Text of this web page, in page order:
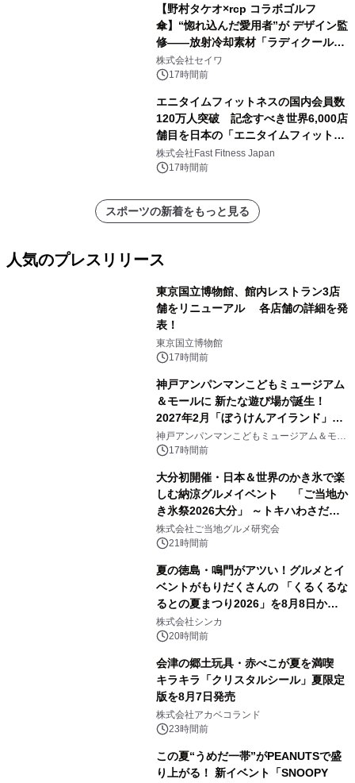
【野村タケオ×rcp コラボゴルフ
傘】“惚れ込んだ愛用者”が デザイン監
修――放射冷却素材「ラディクール」
採用の日傘 『rcp』に人気ゴルフイラ
ストレーターの限定デザイン発売中
株式会社セイワ
17時間前
エニタイムフィットネスの国内会員数
120万人突破 記念すべき世界6,000店
舗目を日本の「エニタイムフィットネ
ス西小山店」で達成
株式会社Fast Fitness Japan
17時間前
スポーツの新着をもっと見る
人気のプレスリリース
東京国立博物館、館内レストラン3店
舗をリニューアル 各店舗の詳細を発
表！
東京国立博物館
17時間前
神戸アンパンマンこどもミュージアム
＆モールに 新たな遊び場が誕生！
2027年2月「ぼうけんアイランド」が
オープン
神戸アンパンマンこどもミュージアム＆モー
ル 17時間前
大分初開催・日本＆世界のかき氷で楽
しむ納涼グルメイベント 「ご当地か
き氷祭2026大分」 ～トキハわさだタ
ウンで8月21日～31日まで11日間限定
開催～
株式会社ご当地グルメ研究会
21時間前
夏の徳島・鳴門がアツい！グルメとイ
ベントがもりだくさんの 「くるくるな
るとの夏まつり2026」を8月8日から9
日間開催 ～夏限定メニューや大抽選
会、大学芋スティックの振る舞いも～
株式会社シンカ
20時間前
会津の郷土玩具・赤べこが夏を満喫
キラキラ「クリスタルシール」夏限定
版を8月7日発売
株式会社アカベコランド
23時間前
この夏“うめだ一帯”がPEANUTSで盛
り上がる！ 新イベント「SNOOPY